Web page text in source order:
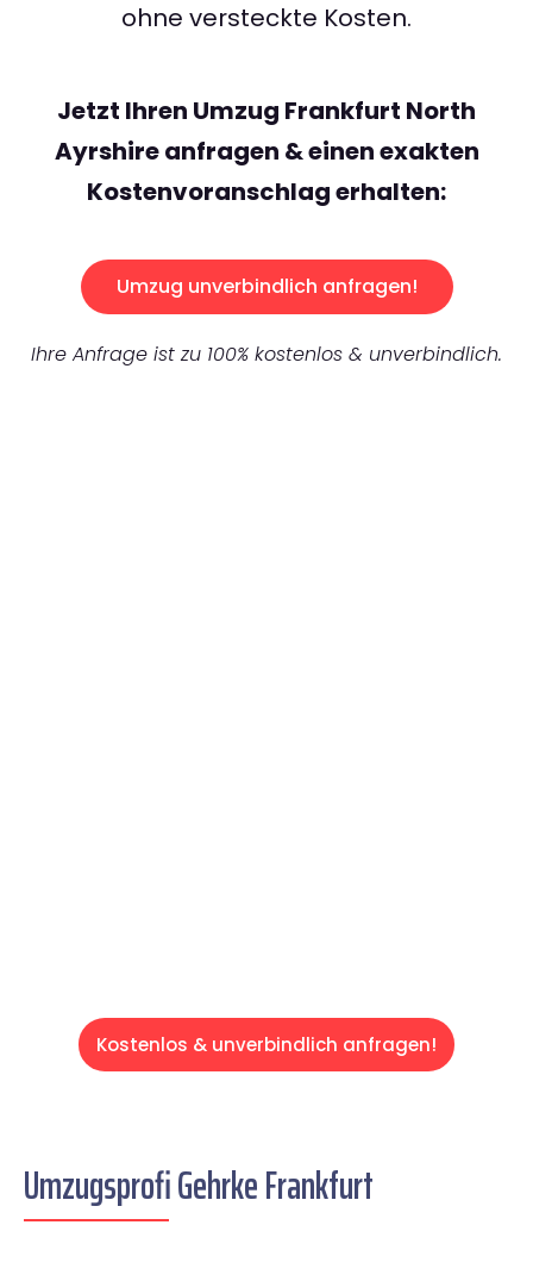
ohne versteckte Kosten.
Jetzt Ihren Umzug Frankfurt North
Ayrshire anfragen & einen exakten
Kostenvoranschlag erhalten:
Umzug unverbindlich anfragen!
Ihre Anfrage ist zu 100% kostenlos & unverbindlich.
Kostenlos & unverbindlich anfragen!
Umzugsprofi Gehrke Frankfurt